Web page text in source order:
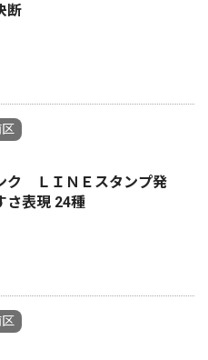
断
ク ＬＩＮＥスタンプ発
表現 24種